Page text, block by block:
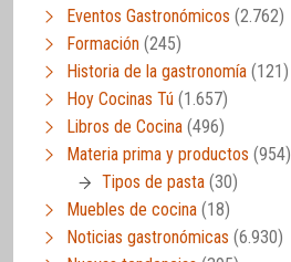
Eventos Gastronómicos (2.762)
Formación (245)
Historia de la gastronomía (121)
Hoy Cocinas Tú (1.657)
Libros de Cocina (496)
Materia prima y productos (954)
Tipos de pasta (30)
Muebles de cocina (18)
Noticias gastronómicas (6.930)